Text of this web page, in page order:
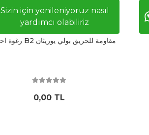
Sizin için yenileniyoruz nasıl
yardımcı olabiliriz
رغوة احترافية B2 مقاومة للحريق بولي يوريثان
0,00 TL